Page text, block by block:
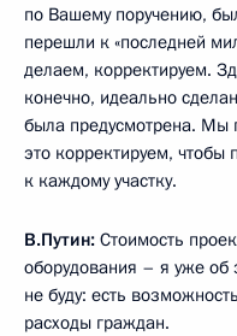
по Вашему поручению,
перешли к «последней
делаем, корректируем.
конечно, идеально
была предусмотрена. Мы
это корректируем, чтобы
к каждому участку.
В.Путин: Стоимость
оборудования – я уже об
не буду: есть
расходы граждан.